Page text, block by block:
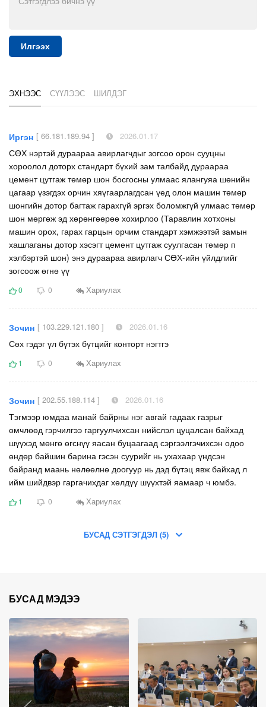
Илгээх
ЭХНЭЭС СҮҮЛЭЭС ШИЛДЭГ
Иргэн [ 66.181.189.94 ] 2026.01.17
СӨХ нэртэй дураараа авирлагчдыг зогсоо орон сууцны
хороолол доторх стандарт бүхий зам талбайд дураараа
цемент цутгаж төмөр шон босгосны улмаас ялангуяа шөнийн
цагаар үзэгдэх орчин хяүгаарлагдсан үед олон машин төмөр
шонгийн дотор багтаж гарахгүй эргэх боломжгүй улмаас төмөр
шон мөргөж эд хөрөнгөөрөө хохирлоо (Таравлин хотхоны
машин орох, гарах гарцын орчим стандарт хэмжээтэй замын
хашлаганы дотор хэсэгт цемент цутгаж суулгасан төмөр п
хэлбэртэй шон) энэ дураараа авирлагч СӨХ-ийн үйлдлийг
зогсоож өгнө үү
0 0 Хариулах
Зочин [ 103.229.121.180 ] 2026.01.16
Сөх гэдэг үл бүтэх бүтцийг конторт нэгтгэ
1 0 Хариулах
Зочин [ 202.55.188.114 ] 2026.01.16
Тэгмээр юмдаа манай байрны нэг авгай гадаах газрыг
өмчлөөд гэрчилгээ гаргуулчихсан нийслэл цуцалсан байхад
шүүхэд мөнгө өгснүү яасан буцаагаад сэргээлгэчихсэн одоо
өндөр байшин барина гэсэн суурийг нь ухахаар үндсэн
байранд маань нөлөөлнө доогуур нь дэд бүтэц явж байхад л
ийм шийдвэр гаргачихдаг хөлдүү шүүхтэй яамаар ч юмбэ.
1 0 Хариулах
БУСАД СЭТГЭГДЭЛ (5)
БУСАД МЭДЭЭ